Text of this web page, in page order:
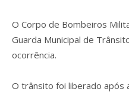
O Corpo de Bombeiros
Guarda Municipal de
ocorrência.
O trânsito foi liberado após